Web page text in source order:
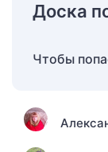
Доска
Чтобы